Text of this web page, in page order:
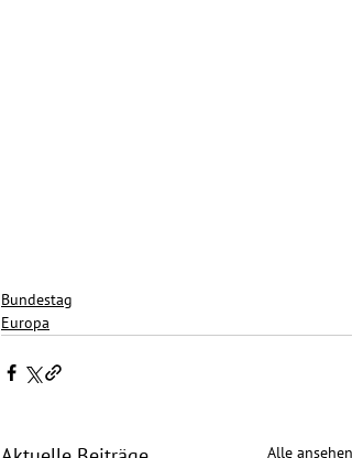
Bundestag
Europa
Alle ansehen